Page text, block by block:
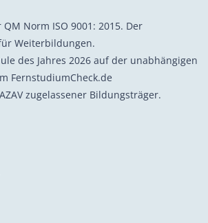
Norm ISO 9001: 2015. Der
Weiterbildungen.
des Jahres 2026 auf der unabhängigen
FernstudiumCheck.de
zugelassener Bildungsträger.